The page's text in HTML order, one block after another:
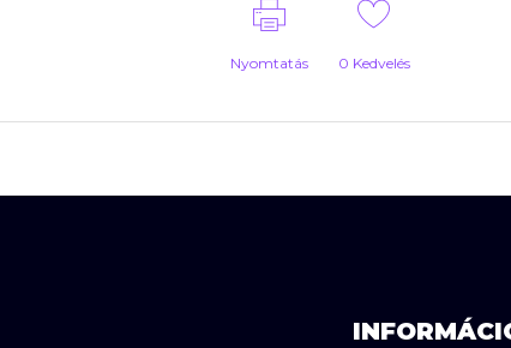
Nyomtatás 0 Kedvelés